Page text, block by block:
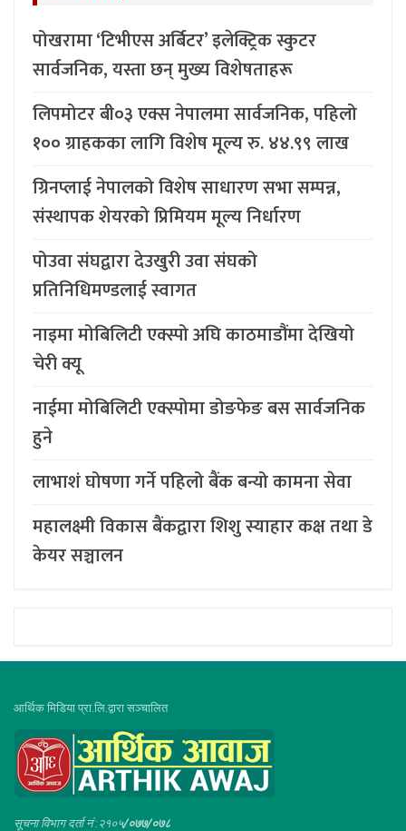
पोखरामा ‘टिभीएस अर्बिटर’ इलेक्ट्रिक स्कुटर
सार्वजनिक, यस्ता छन् मुख्य विशेषताहरू
लिपमोटर बी०३ एक्स नेपालमा सार्वजनिक, पहिलो
१०० ग्राहकका लागि विशेष मूल्य रु. ४४.९९ लाख
ग्रिनप्लाई नेपालको विशेष साधारण सभा सम्पन्न,
संस्थापक शेयरको प्रिमियम मूल्य निर्धारण
पोउवा संघद्वारा देउखुरी उवा संघको
प्रतिनिधिमण्डलाई स्वागत
नाइमा मोबिलिटी एक्स्पो अघि काठमाडौंमा देखियो
चेरी क्यू
नाईमा मोबिलिटी एक्स्पोमा डोङफेङ बस सार्वजनिक
हुने
लाभाशं घोषणा गर्ने पहिलो बैंक बन्यो कामना सेवा
महालक्ष्मी विकास बैंकद्वारा शिशु स्याहार कक्ष तथा डे
केयर सञ्चालन
आर्थिक मिडिया प्रा.लि.द्वारा सञ्चालित
सूचना विभाग दर्ता नं :२१०५/०७७/०७८